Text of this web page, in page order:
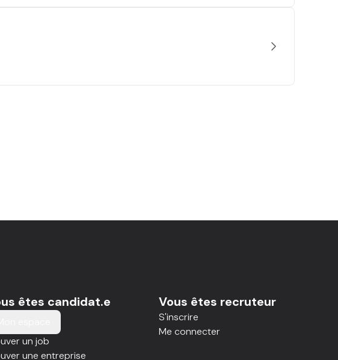
êtes candidat.e
un job
une entreprise
Vous êtes recruteur
S'inscrire
Me connecter